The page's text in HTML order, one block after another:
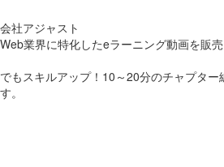
社アジャスト
業界に特化したeラーニング動画を販売
もスキルアップ！10～20分のチャプタ
。